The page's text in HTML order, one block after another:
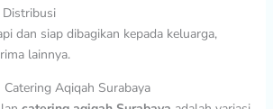
Distribusi
dan siap dibagikan kepada keluarga,
lainnya.
Aqiqah Surabaya